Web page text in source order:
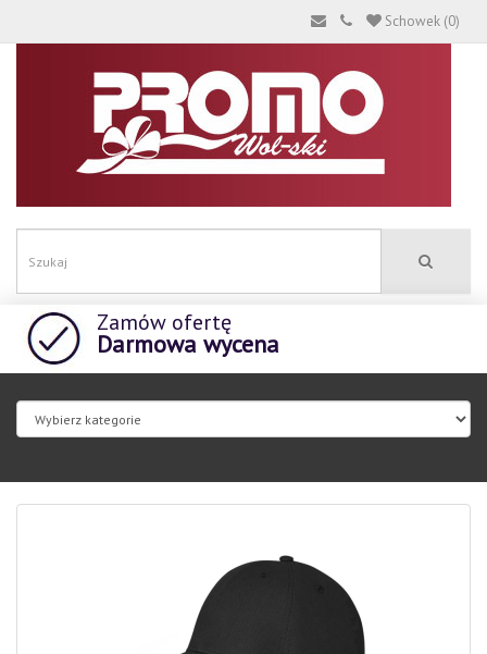
Schowek (0)
Zamów ofertę
Darmowa wycena